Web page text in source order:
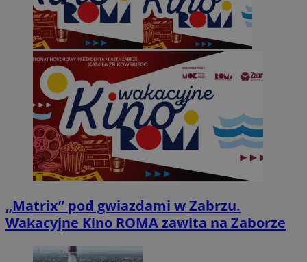
„Matrix” pod gwiazdami w Zabrzu.
Wakacyjne Kino ROMA zawita na Zaborze